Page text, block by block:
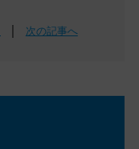
次の記事へ